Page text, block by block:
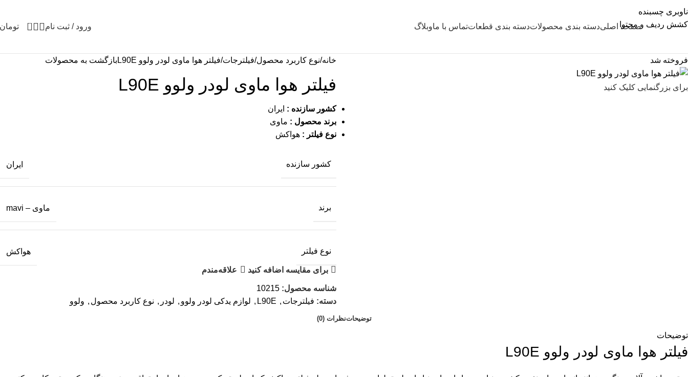
ناوبری چسبنده
کشش ردیف و محتواصفحه اصلیدسته بندی محصولاتدسته بندی قطعاتتماس با ماوبلاگ ورود / ثبت نام 0 تومان
فروخته شد
برای بزرگنمایی کلیک کنید
خانه نوع کاربرد محصول فیلترجات فیلتر هوا ماوی لودر ولوو L90E بازگشت به محصولات
فیلتر هوا ماوی لودر ولوو L90E
کشور سازنده : ایران
برند محصول : ماوی
نوع فیلتر : هواکش
کشور سازنده ایران
برند ماوی – mavi
نوع فیلتر هواکش
برای مقایسه اضافه کنید علاقه‌مندم
شناسه محصول: 10215
دسته: فیلترجات ,
L90E
, لوازم یدکی لودر ولوو , لودر , نوع کاربرد محصول , ولوو
توضیحاتنظرات (0)
توضیحات
فیلتر هوا ماوی لودر ولوو L90E